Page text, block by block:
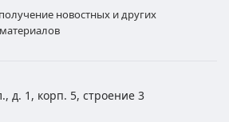
новостных и других
д. 1, корп. 5, строение 3